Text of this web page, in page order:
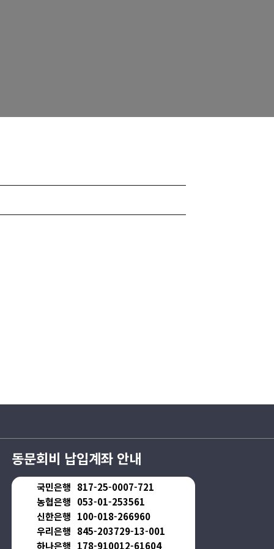
동문회비 납입계좌 안내
국민은행 817-25-0007-721
농협은행 053-01-253561
신한은행 100-018-266960
우리은행 845-203729-13-001
하나은행 178-910012-61604